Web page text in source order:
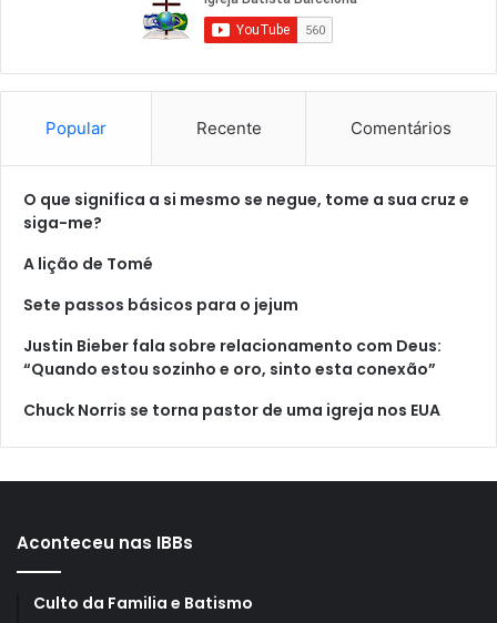
Popular Recente Comentários
O que significa a si mesmo se negue, tome a sua cruz e
siga-me?
A lição de Tomé
Sete passos básicos para o jejum
Justin Bieber fala sobre relacionamento com Deus:
“Quando estou sozinho e oro, sinto esta conexão”
Chuck Norris se torna pastor de uma igreja nos EUA
Aconteceu nas IBBs
Culto da Familia e Batismo